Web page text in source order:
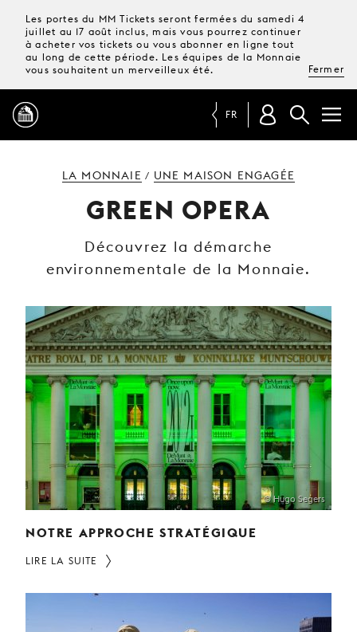
Les portes du MM Tickets seront fermées du samedi 4
juillet au 17 août inclus, mais vous pourrez continuer
à acheter vos tickets ou vous abonner en ligne tout
au long de cette période. Les équipes de la Monnaie
vous souhaitent un merveilleux été.
Fermer
MAGAZINE
TICKETS &
VOTRE
VISITE
JEUNE
PUBLIC
LA
MONNAIE
NOUS
SOUTENIR
FR
LA MONNAIE / UNE MAISON ENGAGÉE
GREEN OPERA
Découvrez la démarche
environnementale de la Monnaie.
© Hugo Segers
NOTRE APPROCHE STRATÉGIQUE
LIRE LA SUITE